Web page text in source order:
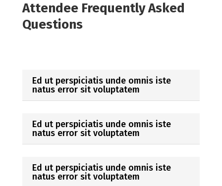
Attendee Frequently Asked
Questions
Ed ut perspiciatis unde omnis iste
natus error sit voluptatem
Ed ut perspiciatis unde omnis iste
natus error sit voluptatem
Ed ut perspiciatis unde omnis iste
natus error sit voluptatem